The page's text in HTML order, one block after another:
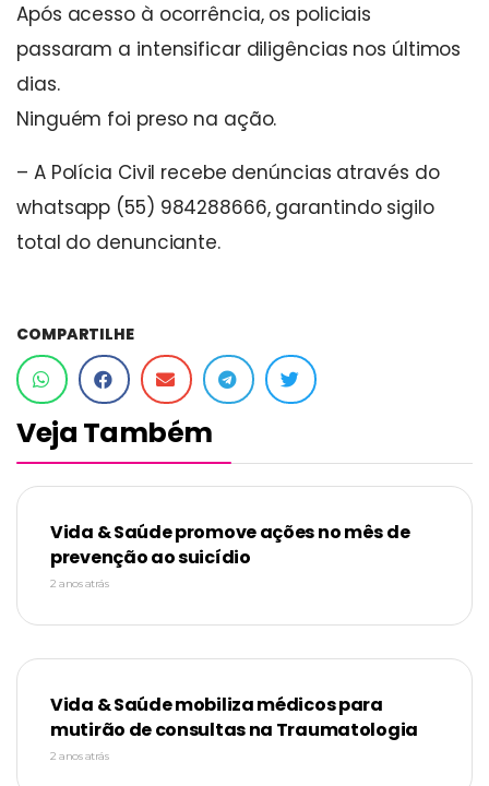
Após acesso à ocorrência, os policiais
passaram a intensificar diligências nos últimos
dias.
Ninguém foi preso na ação.
– A Polícia Civil recebe denúncias através do
whatsapp (55) 984288666, garantindo sigilo
total do denunciante.
COMPARTILHE
Veja Também
Vida & Saúde promove ações no mês de
prevenção ao suicídio
2 anos atrás
Vida & Saúde mobiliza médicos para
mutirão de consultas na Traumatologia
2 anos atrás